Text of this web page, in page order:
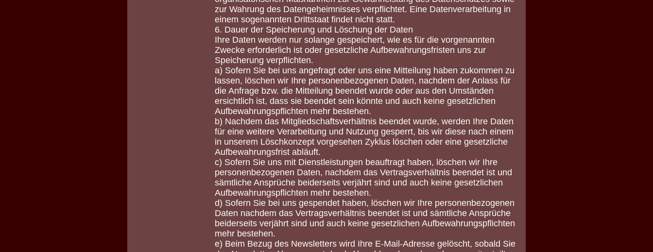
zur Wahrung des Datengeheimnisses verpflichtet. Eine Datenverarbeitung in
einem sogenannten Drittstaat findet nicht statt.
6. Dauer der Speicherung und Löschung der Daten
Ihre Daten werden nur solange gespeichert, wie es für die vorgenannten
Zwecke erforderlich ist oder gesetzliche Aufbewahrungsfristen uns zur
Speicherung verpflichten.
a) Sofern Sie bei uns angefragt oder uns eine Mitteilung haben zukommen zu
lassen, löschen wir Ihre personenbezogenen Daten, nachdem der Anlass für
die Anfrage bzw. die Mitteilung beendet wurde oder aus den Umständen
ersichtlich ist, dass sie beendet sein könnte und auch keine gesetzlichen
Aufbewahrungspflichten mehr bestehen.
b) Nachdem das Mitgliedschaftsverhältnis beendet wurde, werden Ihre Daten
für eine weitere Verarbeitung und Nutzung gesperrt, bis wir diese nach einem
in unserem Löschkonzept vorgesehen Zyklus löschen oder eine gesetzliche
Aufbewahrungsfrist abläuft.
c) Sofern Sie uns mit Dienstleistungen beauftragt haben, löschen wir Ihre
personenbezogenen Daten, nachdem das Vertragsverhältnis beendet ist und
sämtliche Ansprüche beiderseits verjährt sind und auch keine gesetzlichen
Aufbewahrungspflichten mehr bestehen.
d) Sofern Sie bei uns gespendet haben, löschen wir Ihre personenbezogenen
Daten nachdem das Vertragsverhältnis beendet ist und sämtliche Ansprüche
beiderseits verjährt sind und auch keine gesetzlichen Aufbewahrungspflichten
mehr bestehen.
e) Beim Bezug des Newsletters wird Ihre E-Mail-Adresse gelöscht, sobald Sie